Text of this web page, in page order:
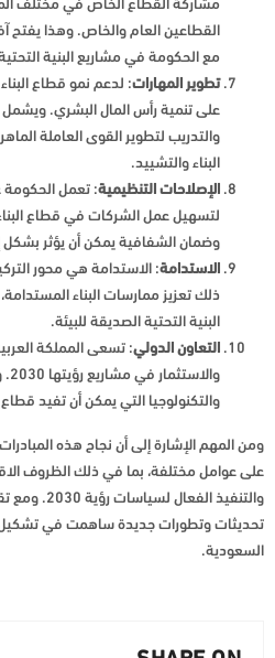
مشاركة القطاع الخاص في مختلف
القطاعين العام والخاص. وهذا يفتح
مع الحكومة في مشاريع البنية
تطوير المهارات
على تنمية رأس المال البشري. ويشمل
والتدريب لتطوير القوى العاملة
البناء والتشييد.
الإصلاحات التنظيمية: تعمل الحكومة
لتسهيل عمل الشركات في قطاع
وضمان الشفافية يمكن أن يؤثر بشكل
الاستدامة
ذلك تعزيز ممارسات البناء
البنية التحتية الصديقة للبيئة.
التعاون الدولي: تسعى المملكة
والتكنولوجيا التي يمكن أن تفيد قطاع
ومن المهم الإشارة إلى أن نجاح هذه
على عوامل مختلفة، بما في ذلك الظروف
والتنفيذ
تحديثات وتطورات جديدة ساهمت في تشكيل
السعودية.